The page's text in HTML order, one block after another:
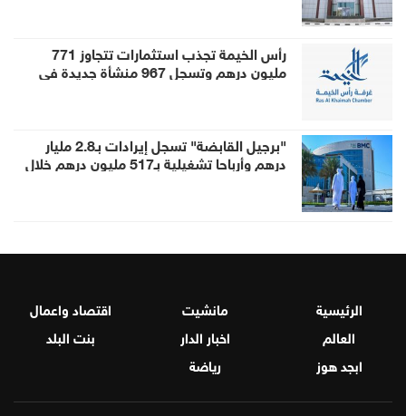
رأس الخيمة تجذب استثمارات تتجاوز 771
مليون درهم وتسجل 967 منشأة جديدة في
"برجيل القابضة" تسجل إيرادات بـ2.8 مليار
درهم وأرباحا تشغيلية بـ517 مليون درهم خلال
الرئيسية مانشيت
اقتصاد واعمال
العالم
اخبار الدار
بنت البلد
ابجد هوز
رياضة